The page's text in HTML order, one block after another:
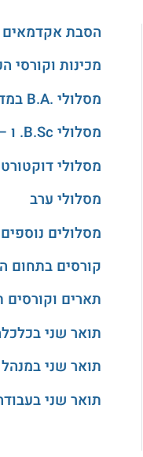
הסבת
מכינות וקורסי
מסלולי .B.A במדעי הרוח והאמנויות
מסלולי B.Sc. ו – M.Sc. במדעים
מסלולי דוקטורט
מסלולי ערב
מסלולים
קורסים בתחום
תארים וקורסים
תואר שני
תואר שני
תואר שני